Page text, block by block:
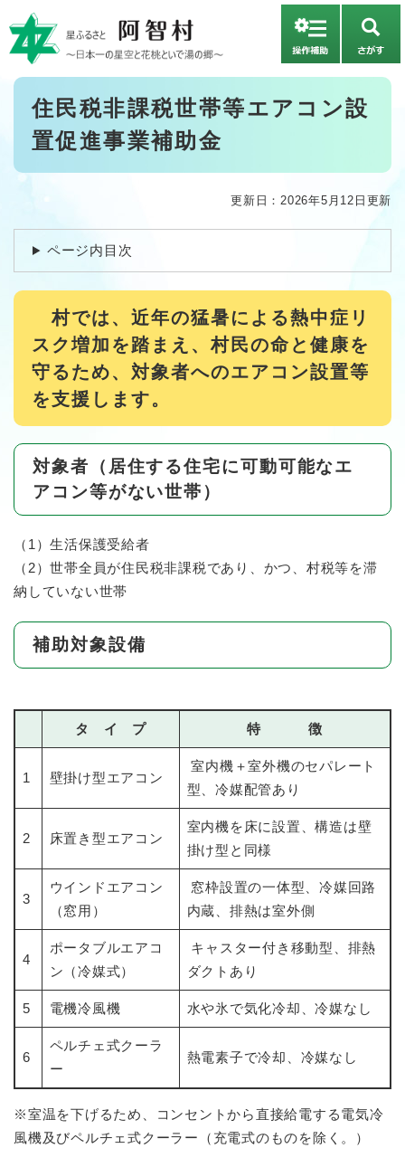
ー
ジ
が
す
本
住民税非課税世帯等エアコン設
置促進事業補助金
更新日：2026年5月12日更新
ページ内目次
村では、近年の猛暑による熱中症リ
スク増加を踏まえ、村民の命と健康を
守るため、対象者へのエアコン設置等
を支援します。
対象者（居住する住宅に可動可能なエ
アコン等がない世帯）
（1）生活保護受給者
（2）世帯全員が住民税非課税であり、かつ、村税等を滞
納していない世帯
補助対象設備
タ イ プ 特 徴
1 壁掛け型エアコン
室内機＋室外機のセパレート
型、冷媒配管あり
2 床置き型エアコン
室内機を床に設置、構造は壁
掛け型と同様
3
ウインドエアコン
（窓用）
窓枠設置の一体型、冷媒回路
内蔵、排熱は室外側
4
ポータブルエアコ
ン（冷媒式）
キャスター付き移動型、排熱
ダクトあり
5 電機冷風機 水や氷で気化冷却、冷媒なし
6
ペルチェ式クーラ
ー
熱電素子で冷却、冷媒なし
※室温を下げるため、コンセントから直接給電する電気冷
風機及びペルチェ式クーラー（充電式のものを除く。）